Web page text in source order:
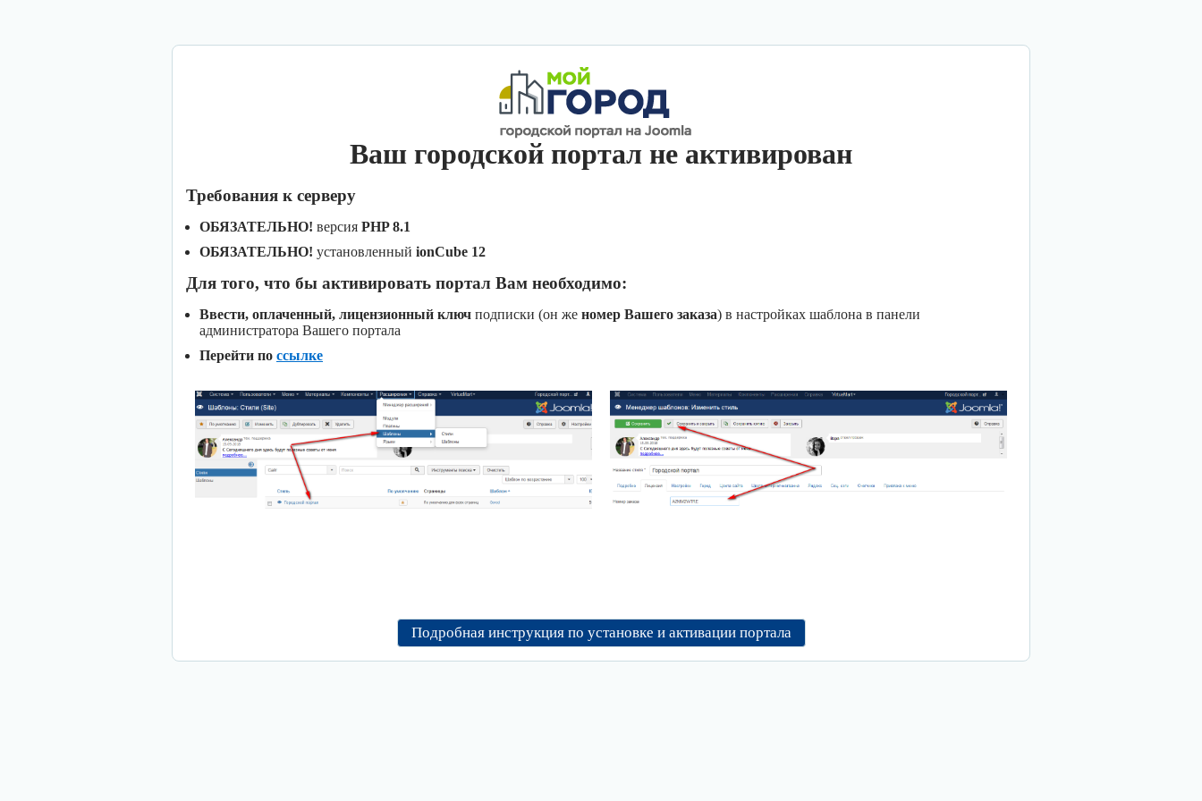
Ваш городской портал не активирован
Требования к серверу
ОБЯЗАТЕЛЬНО! версия PHP 8.1
ОБЯЗАТЕЛЬНО! установленный ionCube 12
Для того, что бы активировать портал Вам необходимо:
Ввести, оплаченный, лицензионный ключ подписки (он же номер Вашего заказа) в настройках шаблона в панели
администратора Вашего портала
Перейти по ссылке
Подробная инструкция по установке и активации портала